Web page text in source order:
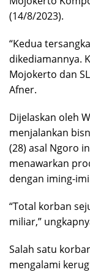
(14/8/2023).
“Kedua
dikediamannya.
Mojokerto dan
Afner.
Dijelaskan oleh
menjalankan
(28) asal Ngoro
menawarkan
dengan iming-
“Total korban
miliar,”
Salah satu
mengalami